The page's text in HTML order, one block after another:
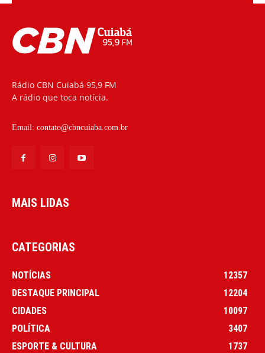
Rádio CBN Cuiabá 95,9 FM
A rádio que toca notícia.
Email: contato@cbncuiaba.com.br
MAIS LIDAS
CATEGORIAS
NOTÍCIAS
12357
DESTAQUE PRINCIPAL
12204
CIDADES
10097
POLÍTICA
3407
ESPORTE & CULTURA
1737